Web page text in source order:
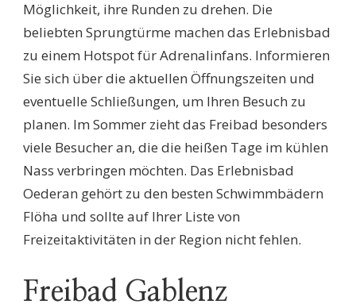
Möglichkeit, ihre Runden zu drehen. Die
beliebten Sprungtürme machen das Erlebnisbad
zu einem Hotspot für Adrenalinfans. Informieren
Sie sich über die aktuellen Öffnungszeiten und
eventuelle Schließungen, um Ihren Besuch zu
planen. Im Sommer zieht das Freibad besonders
viele Besucher an, die die heißen Tage im kühlen
Nass verbringen möchten. Das Erlebnisbad
Oederan gehört zu den besten Schwimmbädern
Flöha und sollte auf Ihrer Liste von
Freizeitaktivitäten in der Region nicht fehlen.
Freibad Gablenz